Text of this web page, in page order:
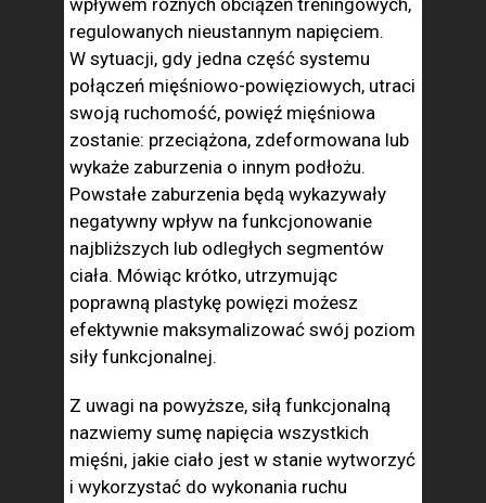
wpływem różnych obciążeń treningowych,
regulowanych nieustannym napięciem.
W sytuacji, gdy jedna część systemu
połączeń mięśniowo-powięziowych, utraci
swoją ruchomość, powięź mięśniowa
zostanie: przeciążona, zdeformowana lub
wykaże zaburzenia o innym podłożu.
Powstałe zaburzenia będą wykazywały
negatywny wpływ na funkcjonowanie
najbliższych lub odległych segmentów
ciała. Mówiąc krótko, utrzymując
poprawną plastykę powięzi możesz
efektywnie maksymalizować swój poziom
siły funkcjonalnej.
Z uwagi na powyższe, siłą funkcjonalną
nazwiemy sumę napięcia wszystkich
mięśni, jakie ciało jest w stanie wytworzyć
i wykorzystać do wykonania ruchu